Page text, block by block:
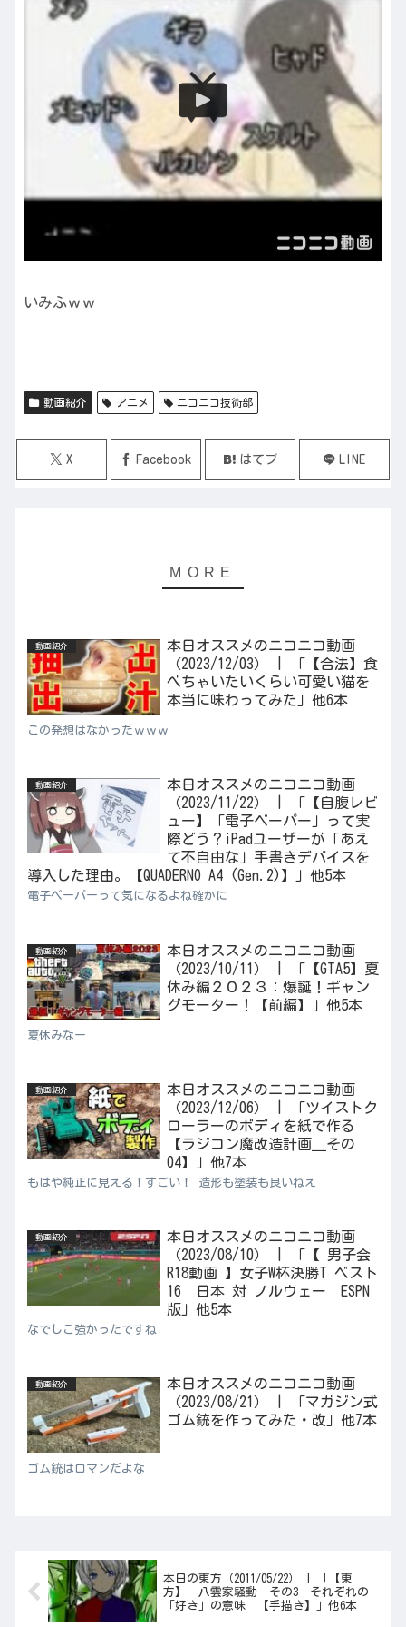
いみふｗｗ
動画紹介 アニメ ニコニコ技術部
X Facebook はてブ LINE
動画紹介
本日オススメのニコニコ動画
（2023/12/03） | 「【合法】食
べちゃいたいくらい可愛い猫を
本当に味わってみた」他6本
この発想はなかったｗｗｗ
動画紹介
本日オススメのニコニコ動画
（2023/11/22） | 「【自腹レビ
ュー】「電子ペーパー」って実
際どう？iPadユーザーが「あえ
て不自由な」手書きデバイスを
導入した理由。【QUADERNO A4 (Gen.2)】」他5本
電子ペーパーって気になるよね確かに
動画紹介
本日オススメのニコニコ動画
（2023/10/11） | 「【GTA5】夏
休み編２０２３：爆誕！ギャン
グモーター！【前編】」他5本
夏休みなー
動画紹介
本日オススメのニコニコ動画
（2023/12/06） | 「ツイストク
ローラーのボディを紙で作る
【ラジコン魔改造計画＿その
04】」他7本
もはや純正に見える！すごい！ 造形も塗装も良いねえ
動画紹介
本日オススメのニコニコ動画
（2023/08/10） | 「【 男子会
R18動画 】女子W杯決勝T ベスト
16 日本 対 ノルウェー ESPN
版」他5本
なでしこ強かったですね
動画紹介
本日オススメのニコニコ動画
（2023/08/21） | 「マガジン式
ゴム銃を作ってみた・改」他7本
ゴム銃はロマンだよな
本日の東方（2011/05/22） | 「【東
方】 八雲家騒動 その3 それぞれの
「好き」の意味 【手描き】」他6本